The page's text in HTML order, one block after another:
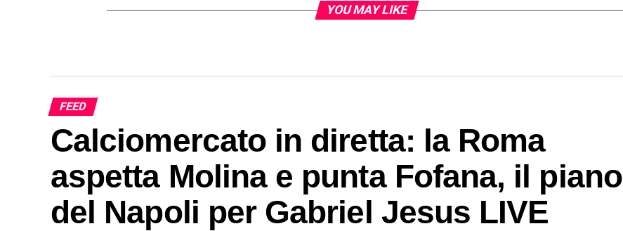
YOU MAY LIKE
FEED
Calciomercato in diretta: la Roma
aspetta Molina e punta Fofana, il piano
del Napoli per Gabriel Jesus LIVE